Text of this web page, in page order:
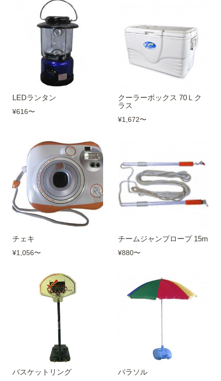
LEDランタン
¥616〜
クーラーボックス 70Ｌク
ラス
¥1,672〜
チェキ
¥1,056〜
チームジャンプロープ 15m
¥880〜
バスケットリング パラソル